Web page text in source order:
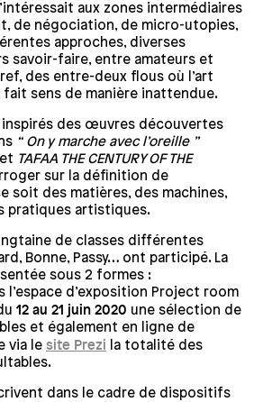
aux zones intermédiaires
de négociation, de micro-utopies,
approches, diverses
savoir-faire, entre amateurs et
des entre-deux flous où l’art
sens de manière inattendue.
inspirés des œuvres découvertes
“ On y marche avec l’oreille ”
TAFAA THE CENTURY OF THE
sur la définition de
soit des matières, des machines,
pratiques artistiques.
de classes différentes
Bonne, Passy… ont participé. La
sous 2 formes :
l’espace d’exposition Project room
12 au 21 juin 2020 une sélection de
et également en ligne de
via le site Prezi
la totalité des
dans le cadre de dispositifs